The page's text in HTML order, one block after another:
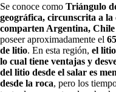
Se conoce como Triángulo
geográfica, circunscrita a
comparten Argentina,
poseer aproximadamente el
de litio. En esta región, el
lo cual tiene ventajas y
del litio desde el salar es
desde la roca, pero los